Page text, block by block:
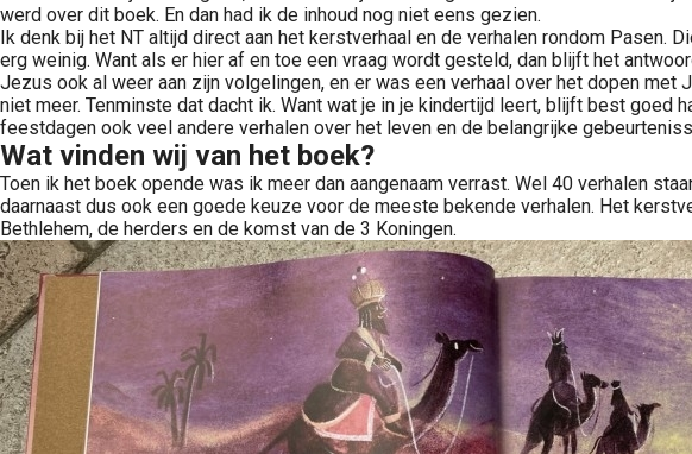
werd over dit boek. En dan had ik de inhoud nog niet eens gezien.
Ik denk bij het NT altijd direct aan het kerstverhaal en de verhalen rondom
erg weinig. Want als er hier af en toe een vraag wordt gesteld, dan blijft het
Jezus ook al weer aan zijn volgelingen, en er was een verhaal over het dopen
niet meer. Tenminste dat dacht ik. Want wat je in je kindertijd leert, blijft best
feestdagen ook veel andere verhalen over het leven en de belangrijke
Wat vinden wij van het boek?
Toen ik het boek opende was ik meer dan aangenaam verrast. Wel 40 verhalen
daarnaast dus ook een goede keuze voor de meeste bekende verhalen. Het
Bethlehem, de herders en de komst van de 3 Koningen.